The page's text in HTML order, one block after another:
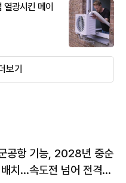
광시킨 메이
보기
공항 기능, 2028년 중순
치…속도전 넘어 전격